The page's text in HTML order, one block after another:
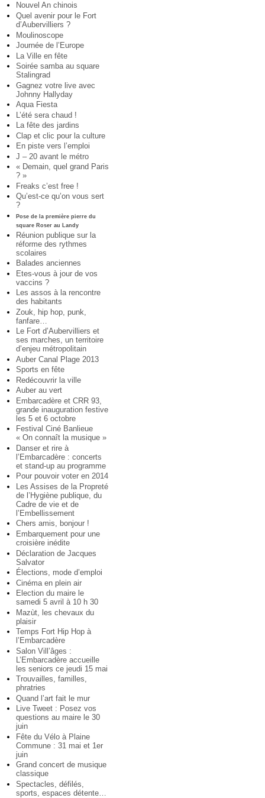
Nouvel An chinois
Quel avenir pour le Fort
d’Aubervilliers ?
Moulinoscope
Journée de l’Europe
La Ville en fête
Soirée samba au square
Stalingrad
Gagnez votre live avec
Johnny Hallyday
Aqua Fiesta
L’été sera chaud !
La fête des jardins
Clap et clic pour la culture
En piste vers l’emploi
J – 20 avant le métro
« Demain, quel grand Paris
? »
Freaks c’est free !
Qu’est-ce qu’on vous sert
?
Pose de la première pierre du
square Roser au Landy
Réunion publique sur la
réforme des rythmes
scolaires
Balades anciennes
Etes-vous à jour de vos
vaccins ?
Les assos à la rencontre
des habitants
Zouk, hip hop, punk,
fanfare…
Le Fort d’Aubervilliers et
ses marches, un territoire
d’enjeu métropolitain
Auber Canal Plage 2013
Sports en fête
Redécouvrir la ville
Auber au vert
Embarcadère et CRR 93,
grande inauguration festive
les 5 et 6 octobre
Festival Ciné Banlieue
« On connaît la musique »
Danser et rire à
l’Embarcadère : concerts
et stand-up au programme
Pour pouvoir voter en 2014
Les Assises de la Propreté
de l’Hygiène publique, du
Cadre de vie et de
l’Embellissement
Chers amis, bonjour !
Embarquement pour une
croisière inédite
Déclaration de Jacques
Salvator
Élections, mode d’emploi
Cinéma en plein air
Election du maire le
samedi 5 avril à 10 h 30
Mazùt, les chevaux du
plaisir
Temps Fort Hip Hop à
l’Embarcadère
Salon Vill’âges :
L’Embarcadère accueille
les seniors ce jeudi 15 mai
Trouvailles, familles,
phratries
Quand l’art fait le mur
Live Tweet : Posez vos
questions au maire le 30
juin
Fête du Vélo à Plaine
Commune : 31 mai et 1er
juin
Grand concert de musique
classique
Spectacles, défilés,
sports, espaces détente…